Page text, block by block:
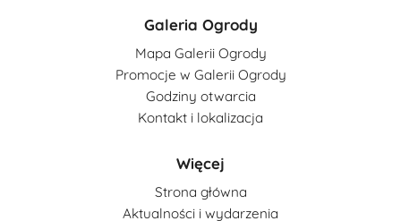
Galeria Ogrody
Mapa Galerii Ogrody
Promocje w Galerii Ogrody
Godziny otwarcia
Kontakt i lokalizacja
Więcej
Strona główna
Aktualności i wydarzenia